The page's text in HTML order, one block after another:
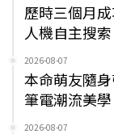
歷時三個月
人機自主搜索
2026-08-07
本命萌友隨
筆電潮流美學
2026-08-07